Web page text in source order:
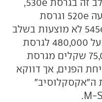
בישראל. סדרה 5 תשווק בשלב זה בגרסת 530e,
בעוד גרסת הפלאג-אין הצנועה 520e וגרסת
הפלאג-אין החזקה 545e xDrive לא מוצעות בשלב
זה. מחיר הכניסה עומד כעת על 480,000 לגרסת
M-Sport, שהינו יקר ב-75,000 שקלים מגרסת
הפנים, אך דווקא
מגרסת ה"אקסקלוסיב"